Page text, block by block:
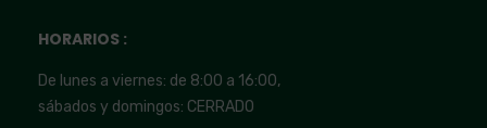
HORARIOS :
De lunes a viernes: de 8:00 a 16:00,
sábados y domingos: CERRADO